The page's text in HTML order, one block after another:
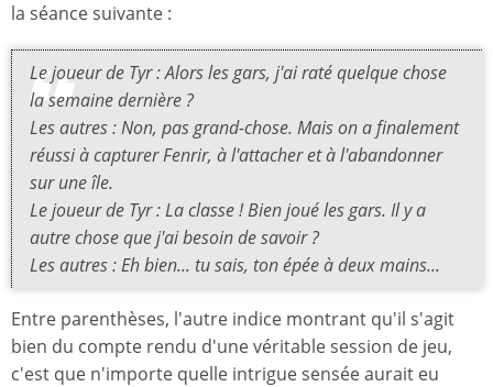
la séance suivante :
Le joueur de Tyr : Alors les gars, j'ai raté quelque chose
la semaine dernière ?
Les autres : Non, pas grand-chose. Mais on a finalement
réussi à capturer Fenrir, à l'attacher et à l'abandonner
sur une île.
Le joueur de Tyr : La classe ! Bien joué les gars. Il y a
autre chose que j'ai besoin de savoir ?
Les autres : Eh bien... tu sais, ton épée à deux mains...
Entre parenthèses, l'autre indice montrant qu'il s'agit
bien du compte rendu d'une véritable session de jeu,
c'est que n'importe quelle intrigue sensée aurait eu